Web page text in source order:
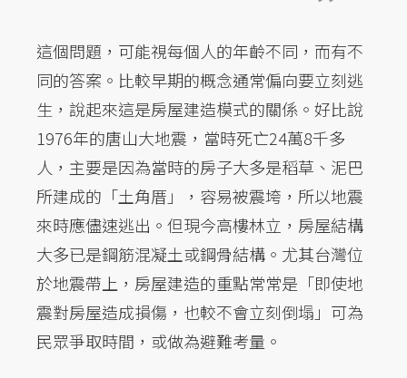
這個問題，可能視每個人的年齡不同，而有不
同的答案。比較早期的概念通常偏向要立刻逃
生，說起來這是房屋建造模式的關係。好比說
1976年的唐山大地震，當時死亡24萬8千多
人，主要是因為當時的房子大多是稻草、泥巴
所建成的「土角厝」，容易被震垮，所以地震
來時應儘速逃出。但現今高樓林立，房屋結構
大多已是鋼筋混凝土或鋼骨結構。尤其台灣位
於地震帶上，房屋建造的重點常常是「即使地
震對房屋造成損傷，也較不會立刻倒塌」可為
民眾爭取時間，或做為避難考量。